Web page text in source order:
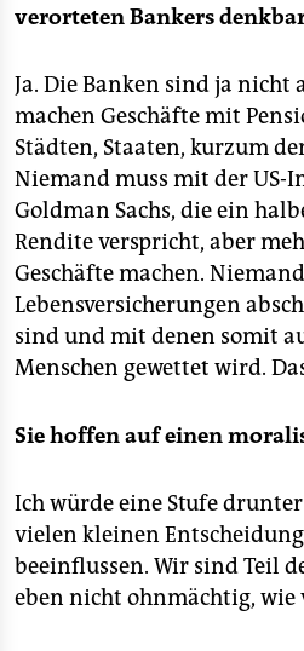
verorteten Bankers
Ja. Die Banken sind ja nicht
machen Geschäfte mit
Städten, Staaten, kurzum
Niemand muss mit der US-
Goldman Sachs, die ein
Rendite verspricht, aber
Geschäfte machen.
Lebensversicherungen
sind und mit denen somit
Menschen gewettet wird.
Sie hoffen auf einen
Ich würde eine Stufe
vielen kleinen
beeinflussen. Wir sind Teil
eben nicht ohnmächtig, wie